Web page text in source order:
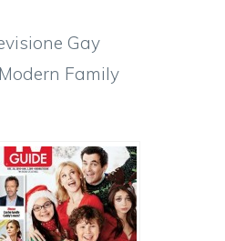
Gay
Modern Family